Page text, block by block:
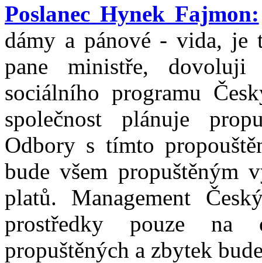
Poslanec Hynek Fajmon:
dámy a pánové - vida,
pane ministře,
sociálního programu
společnost plánuje
Odbory s tímto
bude všem propuštěným
platů. Management
prostředky pouze na
propuštěných a zbytek